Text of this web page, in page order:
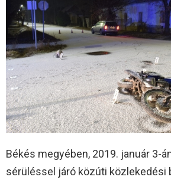
Békés megyében, 2019. január 3-
sérüléssel járó közúti közlekedési